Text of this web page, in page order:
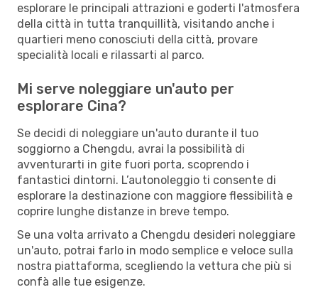
esplorare le principali attrazioni e goderti l'atmosfera
della città in tutta tranquillità, visitando anche i
quartieri meno conosciuti della città, provare
specialità locali e rilassarti al parco.
Mi serve noleggiare un'auto per
esplorare Cina?
Se decidi di noleggiare un'auto durante il tuo
soggiorno a Chengdu, avrai la possibilità di
avventurarti in gite fuori porta, scoprendo i
fantastici dintorni. L’autonoleggio ti consente di
esplorare la destinazione con maggiore flessibilità e
coprire lunghe distanze in breve tempo.
Se una volta arrivato a Chengdu desideri noleggiare
un'auto, potrai farlo in modo semplice e veloce sulla
nostra piattaforma, scegliendo la vettura che più si
confà alle tue esigenze.